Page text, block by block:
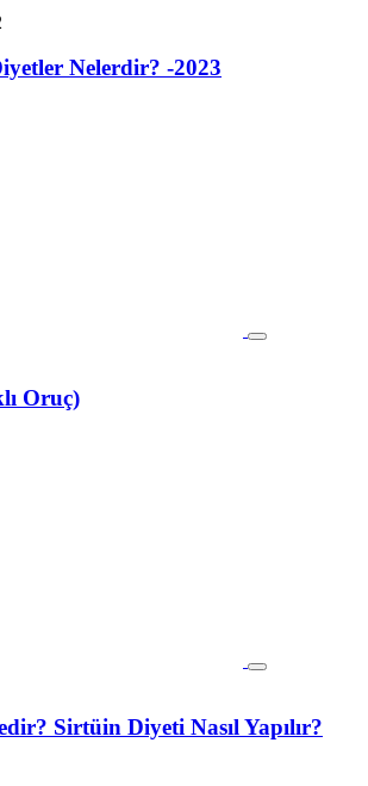
Nelerdir? -2023
Oruç)
Sirtüin Diyeti Nasıl Yapılır?